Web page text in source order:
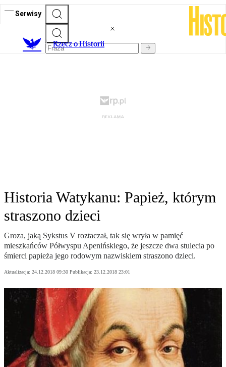
Serwisy
Rzecz o Historii
Historia Watykanu: Papież, którym
straszono dzieci
Groza, jaką Sykstus V roztaczał, tak się wryła w pamięć
mieszkańców Półwyspu Apenińskiego, że jeszcze dwa stulecia po
śmierci papieża jego rodowym nazwiskiem straszono dzieci.
Aktualizacja: 24.12.2018 09:30 Publikacja: 23.12.2018 23:01